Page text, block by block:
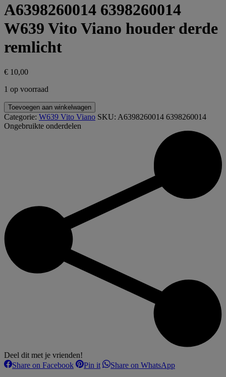
A6398260014 6398260014
W639 Vito Viano houder derde
remlicht
€ 10,00
1 op voorraad
A6398260014
6398260014
W639
Vito
Toevoegen aan winkelwagen
Categorie: W639 Vito Viano SKU: A6398260014 6398260014
Ongebruikte onderdelen
Deel dit met je vrienden!
Share on FacebookSharePin itShareShare on WhatsAppShare